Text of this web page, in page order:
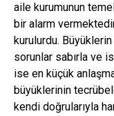
aile kurumunun
bir alarm
kurulurdu.
sorunlar sabırla ve
ise en küçük
büyüklerinin
kendi doğrularıyla